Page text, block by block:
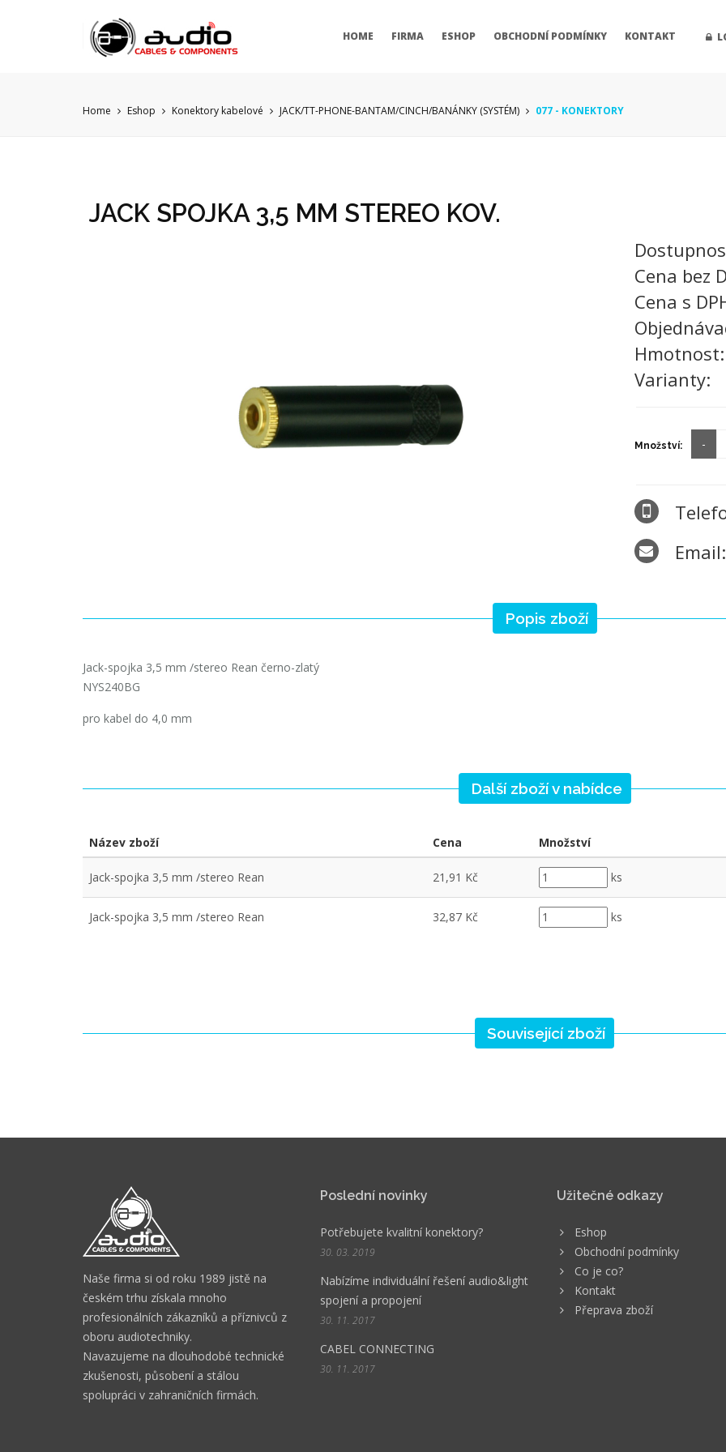
HOME FIRMA ESHOP OBCHODNÍ PODMÍNKY KONTAKT
Home Eshop Konektory kabelové JACK/TT-PHONE-BANTAM/CINCH/BANÁNKY (SYSTÉM) 077 - KONEKTORY
JACK SPOJKA 3,5 MM STEREO KOV.
Cena bez
Cena s
Hmotnost:
Varianty:
Množství:
Email:
Popis zboží
Jack-spojka 3,5 mm /stereo Rean černo-zlatý
NYS240BG
pro kabel do 4,0 mm
Další zboží v nabídce
Název zboží Cena Množství
Jack-spojka 3,5 mm /stereo Rean 21,91 Kč ks
Jack-spojka 3,5 mm /stereo Rean 32,87 Kč ks
Související zboží
Naše firma si od roku 1989 jistě na
českém trhu získala mnoho
profesionálních zákazníků a příznivců z
oboru audiotechniky.
Navazujeme na dlouhodobé technické
zkušenosti, působení a stálou
spolupráci v zahraničních firmách.
Poslední novinky
Potřebujete kvalitní konektory?
30. 03. 2019
Nabízíme individuální řešení audio&light
spojení a propojení
30. 11. 2017
CABEL CONNECTING
30. 11. 2017
Užitečné odkazy
Eshop
Obchodní podmínky
Co je co?
Kontakt
Přeprava zboží